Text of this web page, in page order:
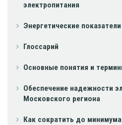
электропитания
Энергетические
Глоссарий
Основные понятия и
Обеспечение надежности
Московского региона
Как сократить до